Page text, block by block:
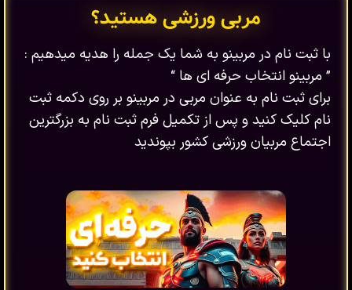
مربی ورزشی هستید؟
با ثبت نام در مربینو به شما یک جمله را هدیه میدهیم :
” مربینو انتخاب حرفه ای ها “
برای ثبت نام به عنوان مربی در مربینو بر روی دکمه ثبت
نام کلیک کنید و پس از تکمیل فرم ثبت نام به بزرگترین
اجتماع مربیان ورزشی کشور بپوندید